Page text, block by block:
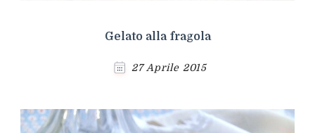
Gelato alla fragola
27 Aprile 2015